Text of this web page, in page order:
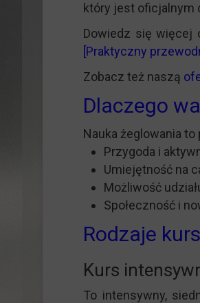
który jest oficjalnym
Dowiedz się więcej
[Praktyczny
Zobacz też naszą
Dlaczego
Nauka żeglowania
Przygoda i
Umiejętność na
Możliwość
Społeczność i
Rodzaje
Kurs
To intensywny,